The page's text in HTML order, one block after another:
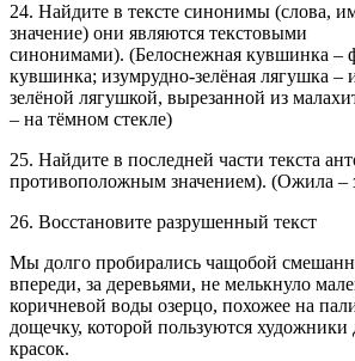
24. Найдите в тексте синонимы (слова,
значение) они являются текстовыми
синонимами). (Белоснежная кувшинка –
кувшинка; изумрудно-зелёная лягушка –
зелёной лягушкой, вырезанной из
– на тёмном стекле)
25. Найдите в последней части текста
противоположным значением). (Ожила –
26. Восстановите разрушенный текст
Мы долго пробирались чащобой
впереди, за деревьями, не мелькнуло
коричневой воды озерцо, похожее на
дощечку, которой пользуются
красок.